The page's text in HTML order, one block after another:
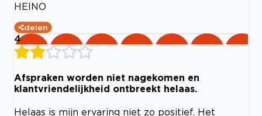
HEINO
delen
4
Afspraken worden niet nagekomen en
klantvriendelijkheid ontbreekt helaas.
Helaas is mijn ervaring niet zo positief. Het